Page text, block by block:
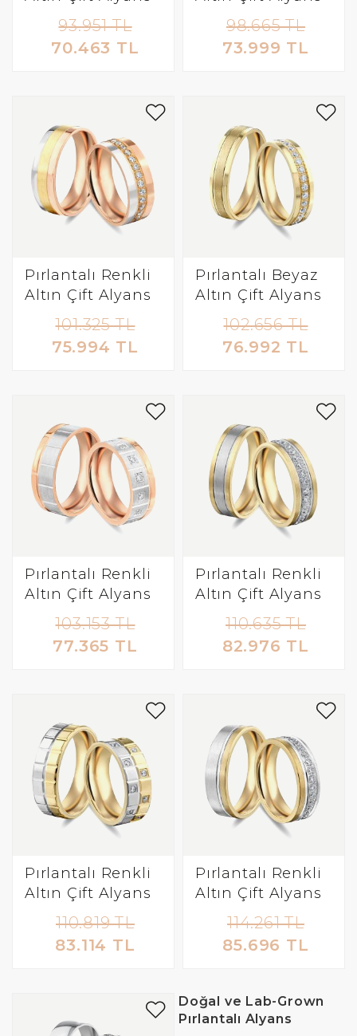
93.951 TL
70.463 TL
98.665 TL
73.999 TL
Pırlantalı Renkli
Altın Çift Alyans
101.325 TL
75.994 TL
Pırlantalı Beyaz
Altın Çift Alyans
102.656 TL
76.992 TL
Pırlantalı Renkli
Altın Çift Alyans
103.153 TL
77.365 TL
Pırlantalı Renkli
Altın Çift Alyans
110.635 TL
82.976 TL
Pırlantalı Renkli
Altın Çift Alyans
110.819 TL
83.114 TL
Pırlantalı Renkli
Altın Çift Alyans
114.261 TL
85.696 TL
Doğal ve Lab-Grown
Pırlantalı Alyans